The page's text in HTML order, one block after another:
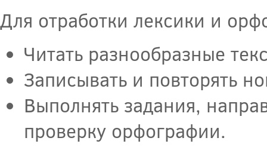
Для отработки лексики и
Читать разнообразные
Записывать и повторять
Выполнять задания,
проверку орфографии.